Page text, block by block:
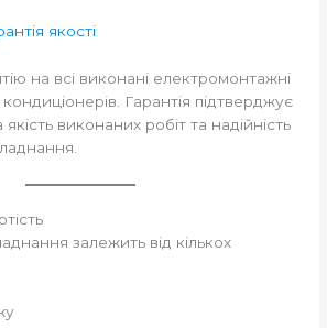
якості
на всі виконані електромонтажні
Гарантія підтверджує
якість виконаних робіт та надійність
залежить від кількох